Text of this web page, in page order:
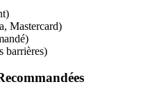
Mastercard)
barrières)